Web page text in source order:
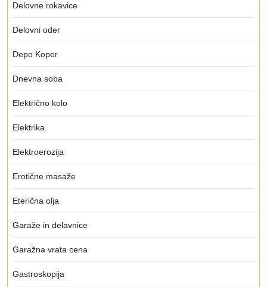
Delovne rokavice
Delovni oder
Depo Koper
Dnevna soba
Električno kolo
Elektrika
Elektroerozija
Erotične masaže
Eterična olja
Garaže in delavnice
Garažna vrata cena
Gastroskopija